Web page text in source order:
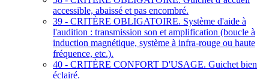
accessible, abaissé et pas encombré.
39 - CRITÈRE OBLIGATOIRE. Système d'aide à
l'audition : transmission son et amplification (boucle à
induction magnétique, système à infra-rouge ou haute
fréquence, etc.).
40 - CRITÈRE CONFORT D'USAGE. Guichet bien
éclairé.